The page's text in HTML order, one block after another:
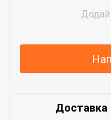
Доставка